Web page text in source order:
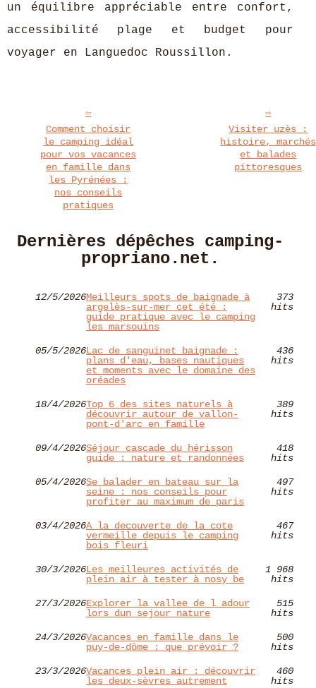
un équilibre appréciable entre confort,
accessibilité plage et budget pour
voyager en Languedoc Roussillon.
Comment choisir
le camping idéal
pour vos vacances
en famille dans
les Pyrénées :
nos conseils
pratiques
Visiter uzès :
histoire, marchés
et balades
pittoresques
Dernières dépêches camping-
propriano.net.
12/5/2026Meilleurs spots de baignade à
argelès-sur-mer cet été :
guide pratique avec le camping
les marsouins
373
hits
05/5/2026Lac de sanguinet baignade :
plans d'eau, bases nautiques
et moments avec le domaine des
oréades
436
hits
18/4/2026Top 6 des sites naturels à
découvrir autour de vallon-
pont-d'arc en famille
389
hits
09/4/2026Séjour cascade du hérisson
guide : nature et randonnées
418
hits
05/4/2026Se balader en bateau sur la
seine : nos conseils pour
profiter au maximum de paris
497
hits
03/4/2026A la decouverte de la cote
vermeille depuis le camping
bois fleuri
467
hits
30/3/2026Les meilleures activités de
plein air à tester à nosy be
1 968
hits
27/3/2026Explorer la vallee de l adour
lors dun sejour nature
515
hits
24/3/2026Vacances en famille dans le
puy-de-dôme : que prévoir ?
500
hits
23/3/2026Vacances plein air : découvrir
les deux-sèvres autrement
460
hits